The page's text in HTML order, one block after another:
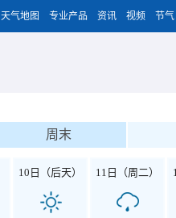
天气地图 专业产品 资讯 视频 节气
周末
10日（后天） 11日（周二）